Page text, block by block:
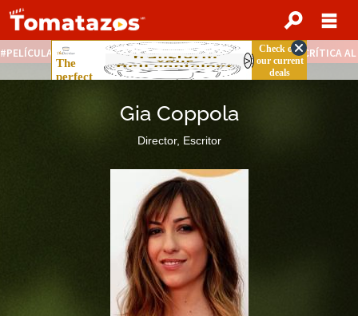
PELÍCULAS STREAMING GRATIS NOTICIAS DESTACADAS CRÍTICA
Gia Coppola
Director, Escritor